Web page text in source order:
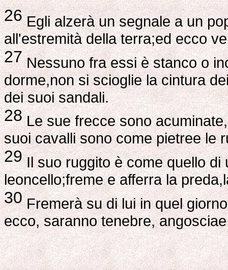
26Egli alzerà un segnale a un
all'estremità della terra;ed ecco
27Nessuno fra essi è stanco o
dorme,non si scioglie la cintura
dei suoi sandali.
28Le sue frecce sono
suoi cavalli sono come pietree le
29Il suo ruggito è come quello di
leoncello;freme e afferra la
30Fremerà su di lui in quel
ecco, saranno tenebre,